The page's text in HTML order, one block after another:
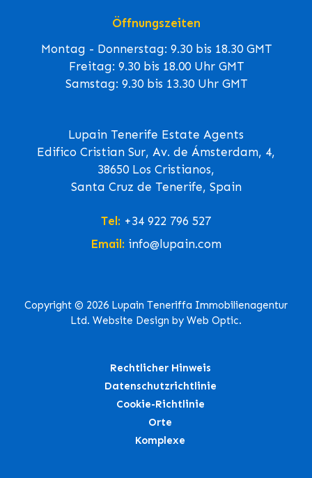
Öffnungszeiten
Montag - Donnerstag: 9.30 bis 18.30 GMT
Freitag: 9.30 bis 18.00 Uhr GMT
Samstag: 9.30 bis 13.30 Uhr GMT
Lupain Tenerife Estate Agents
Edifico Cristian Sur, Av. de Ámsterdam, 4,
38650 Los Cristianos,
Santa Cruz de Tenerife, Spain
Tel: +34 922 796 527
Email: info@lupain.com
Copyright © 2026 Lupain Teneriffa Immobilienagentur
Ltd. Website Design by Web Optic.
Rechtlicher Hinweis
Datenschutzrichtlinie
Cookie-Richtlinie
Orte
Komplexe